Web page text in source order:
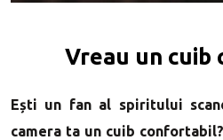
Vreau un cuib
Ești un fan al spiritului
camera ta un cuib